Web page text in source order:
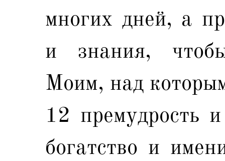
многих дней, а
и знания,
Моим, над
12 премудрость
богатство и